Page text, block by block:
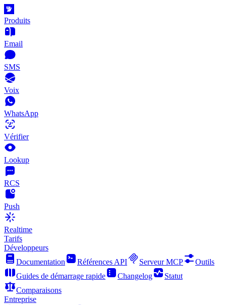
Produits
Email
SMS
Voix
WhatsApp
Vérifier
Lookup
RCS
Push
Realtime
Tarifs
Développeurs
Documentation
Références API Serveur MCP
Outils
Guides de démarrage rapide
Changelog
Statut
Comparaisons
Entreprise